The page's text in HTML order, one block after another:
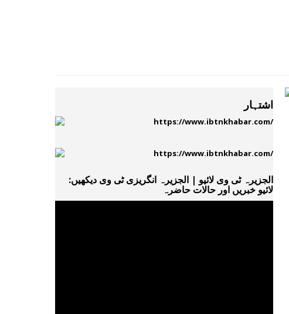
اشتہار
الجزیرہ ٹی وی لائیو | الجزیرہ انگریزی ٹی وی دیکھیں:
لائیو خبریں اور حالات حاضرہ